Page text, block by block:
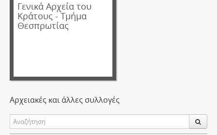
Γενικά Αρχεία του
Κράτους - Τμήμα
Θεσπρωτίας
Αρχειακές και άλλες συλλογές